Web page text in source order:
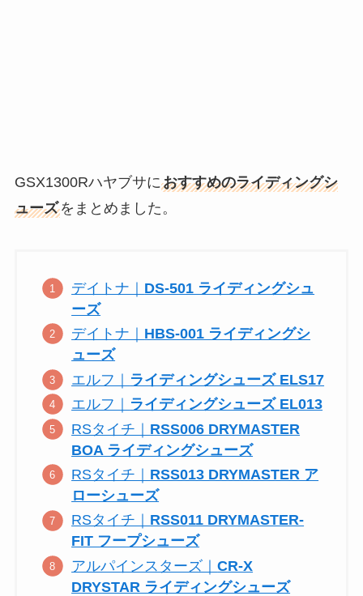
GSX1300Rハヤブサにおすすめのライディングシ
ューズをまとめました。
デイトナ｜ DS-501 ライディングシュ
ーズ
デイトナ｜ HBS-001 ライディングシ
ューズ
エルフ｜ ライディングシューズ ELS17
エルフ｜ ライディングシューズ EL013
RSタイチ｜ RSS006 DRYMASTER
BOA ライディングシューズ
RSタイチ｜ RSS013 DRYMASTER ア
ローシューズ
RSタイチ｜ RSS011 DRYMASTER-
FIT フープシューズ
アルパインスターズ｜CR-X
DRYSTAR ライディングシューズ